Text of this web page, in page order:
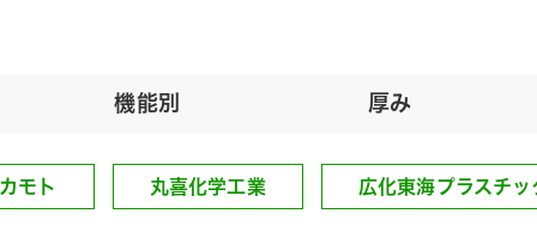
機能別 厚み
モト 丸喜化学工業 広化東海プラスチッ